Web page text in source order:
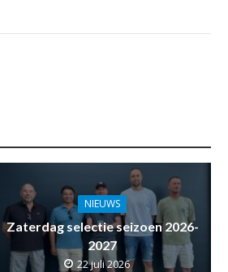
NIEUWS
Zaterdag selectie seizoen 2026-
2027
22 juli 2026